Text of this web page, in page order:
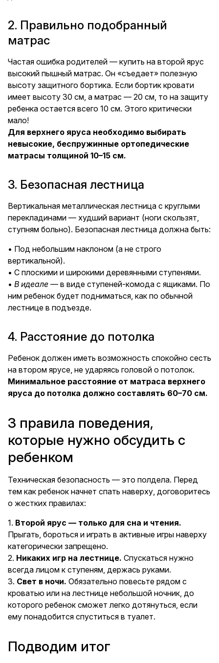
2. Правильно подобранный
матрас
Частая ошибка родителей — купить на второй ярус
высокий пышный матрас. Он «съедает» полезную
высоту защитного бортика. Если бортик кровати
имеет высоту 30 см, а матрас — 20 см, то на защиту
ребенка остается всего 10 см. Этого критически
мало!
Для верхнего яруса необходимо выбирать
невысокие, беспружинные ортопедические
матрасы толщиной 10–15 см.
3. Безопасная лестница
Вертикальная металлическая лестница с круглыми
перекладинами — худший вариант (ноги скользят,
ступням больно). Безопасная лестница должна быть:
• Под небольшим наклоном (а не строго
вертикальной).
• С плоскими и широкими деревянными ступенями.
• В идеале — в виде ступеней-комода с ящиками. По
ним ребенок будет подниматься, как по обычной
лестнице в подъезде.
4. Расстояние до потолка
Ребенок должен иметь возможность спокойно сесть
на втором ярусе, не ударяясь головой о потолок.
Минимальное расстояние от матраса верхнего
яруса до потолка должно составлять 60–70 см.
3 правила поведения,
которые нужно обсудить с
ребенком
Техническая безопасность — это полдела. Перед
тем как ребенок начнет спать наверху, договоритесь
о жестких правилах:
1. Второй ярус — только для сна и чтения.
Прыгать, бороться и играть в активные игры наверху
категорически запрещено.
2. Никаких игр на лестнице. Спускаться нужно
всегда лицом к ступеням, держась руками.
3. Свет в ночи. Обязательно повесьте рядом с
кроватью или на лестнице небольшой ночник, до
которого ребенок сможет легко дотянуться, если
ему понадобится спуститься в туалет.
Подводим итог